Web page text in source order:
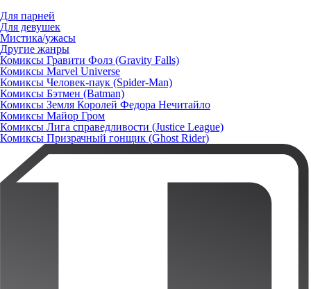
Для парней
Для девушек
Мистика/ужасы
Другие жанры
Комиксы Гравити Фолз (Gravity Falls)
Комиксы Marvel Universe
Комиксы Человек-паук (Spider-Man)
Комиксы Бэтмен (Batman)
Комиксы Земля Королей Федора Нечитайло
Комиксы Майор Гром
Комиксы Лига справедливости (Justice League)
Комиксы Призрачный гонщик (Ghost Rider)